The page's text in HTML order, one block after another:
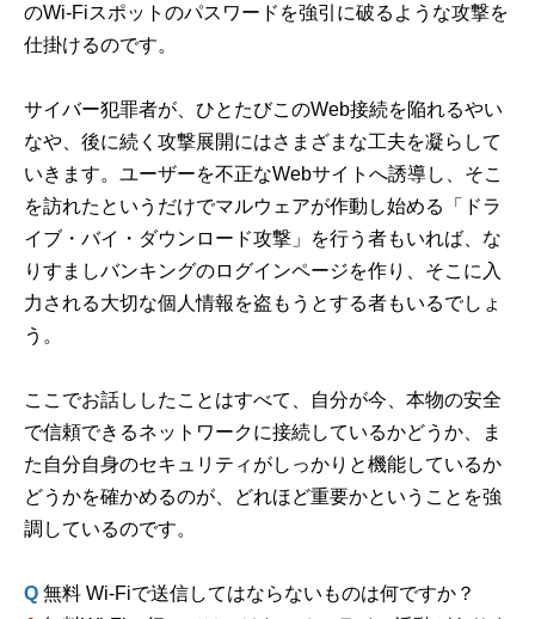
のWi-Fiスポットのパスワードを強引に破るような攻撃を
仕掛けるのです。
サイバー犯罪者が、ひとたびこのWeb接続を陥れるやい
なや、後に続く攻撃展開にはさまざまな工夫を凝らして
いきます。ユーザーを不正なWebサイトへ誘導し、そこ
を訪れたというだけでマルウェアが作動し始める「ドラ
イブ・バイ・ダウンロード攻撃」を行う者もいれば、な
りすましバンキングのログインページを作り、そこに入
力される大切な個人情報を盗もうとする者もいるでしょ
う。
ここでお話ししたことはすべて、自分が今、本物の安全
で信頼できるネットワークに接続しているかどうか、ま
た自分自身のセキュリティがしっかりと機能しているか
どうかを確かめるのが、どれほど重要かということを強
調しているのです。
Q 無料 Wi-Fiで送信してはならないものは何ですか？